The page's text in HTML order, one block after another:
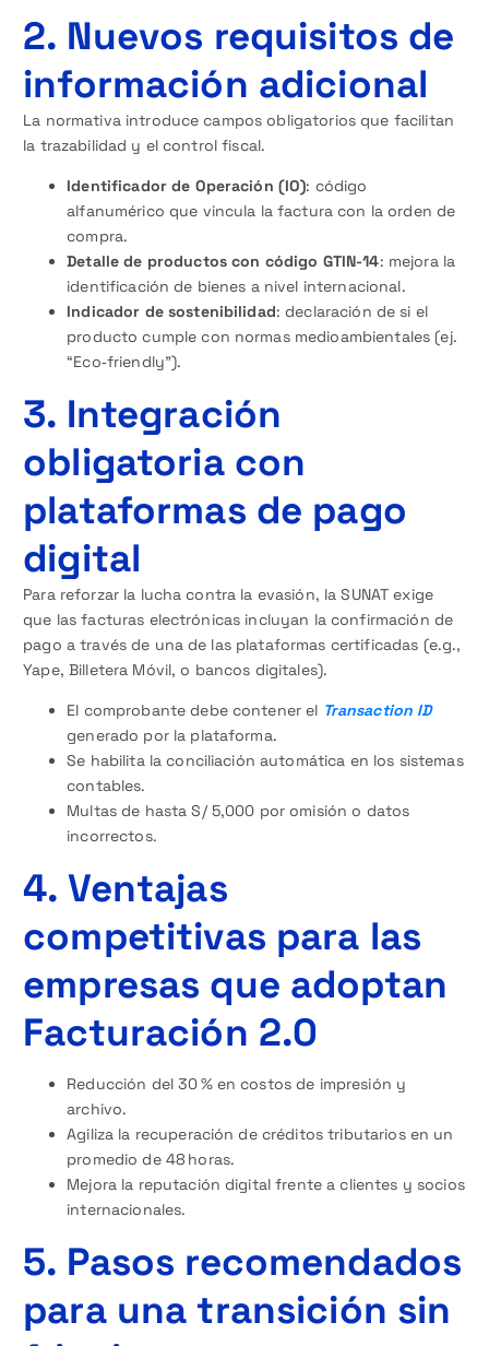
2. Nuevos requisitos de
información adicional
La normativa introduce campos obligatorios que facilitan
la trazabilidad y el control fiscal.
Identificador de Operación (IO): código
alfanumérico que vincula la factura con la orden de
compra.
Detalle de productos con código GTIN-14: mejora la
identificación de bienes a nivel internacional.
Indicador de sostenibilidad: declaración de si el
producto cumple con normas medioambientales (ej.
“Eco‑friendly”).
3. Integración
obligatoria con
plataformas de pago
digital
Para reforzar la lucha contra la evasión, la SUNAT exige
que las facturas electrónicas incluyan la confirmación de
pago a través de una de las plataformas certificadas (e.g.,
Yape, Billetera Móvil, o bancos digitales).
El comprobante debe contener el Transaction ID
generado por la plataforma.
Se habilita la conciliación automática en los sistemas
contables.
Multas de hasta S/ 5,000 por omisión o datos
incorrectos.
4. Ventajas
competitivas para las
empresas que adoptan
Facturación 2.0
Reducción del 30 % en costos de impresión y
archivo.
Agiliza la recuperación de créditos tributarios en un
promedio de 48 horas.
Mejora la reputación digital frente a clientes y socios
internacionales.
5. Pasos recomendados
para una transición sin